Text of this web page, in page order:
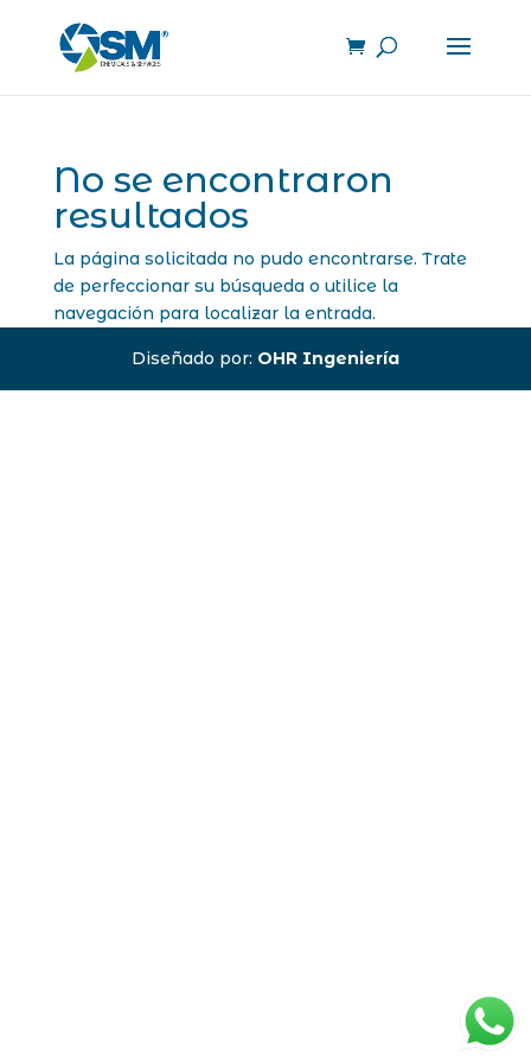
No se encontraron
resultados
La página solicitada no pudo encontrarse. Trate
de perfeccionar su búsqueda o utilice la
navegación para localizar la entrada.
Diseñado por: OHR Ingeniería